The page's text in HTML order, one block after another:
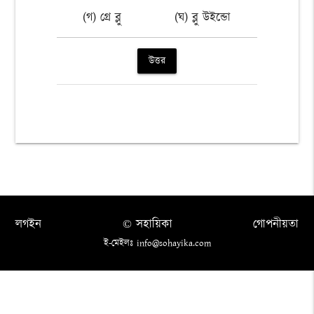
(গ) গ্রে ব্লু (ঘ) ব্লু উইন্ডো
উত্তর
লগইন গোপনীয়তা
© সহায়িকা
ই-মেইলঃ info@sohayika.com